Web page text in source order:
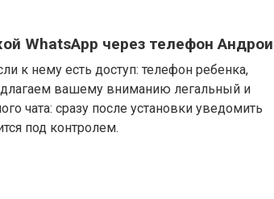
WhatsApp через телефон
к нему есть доступ: телефон ребенка,
вашему вниманию легальный и
чата: сразу после установки уведомить
под контролем.